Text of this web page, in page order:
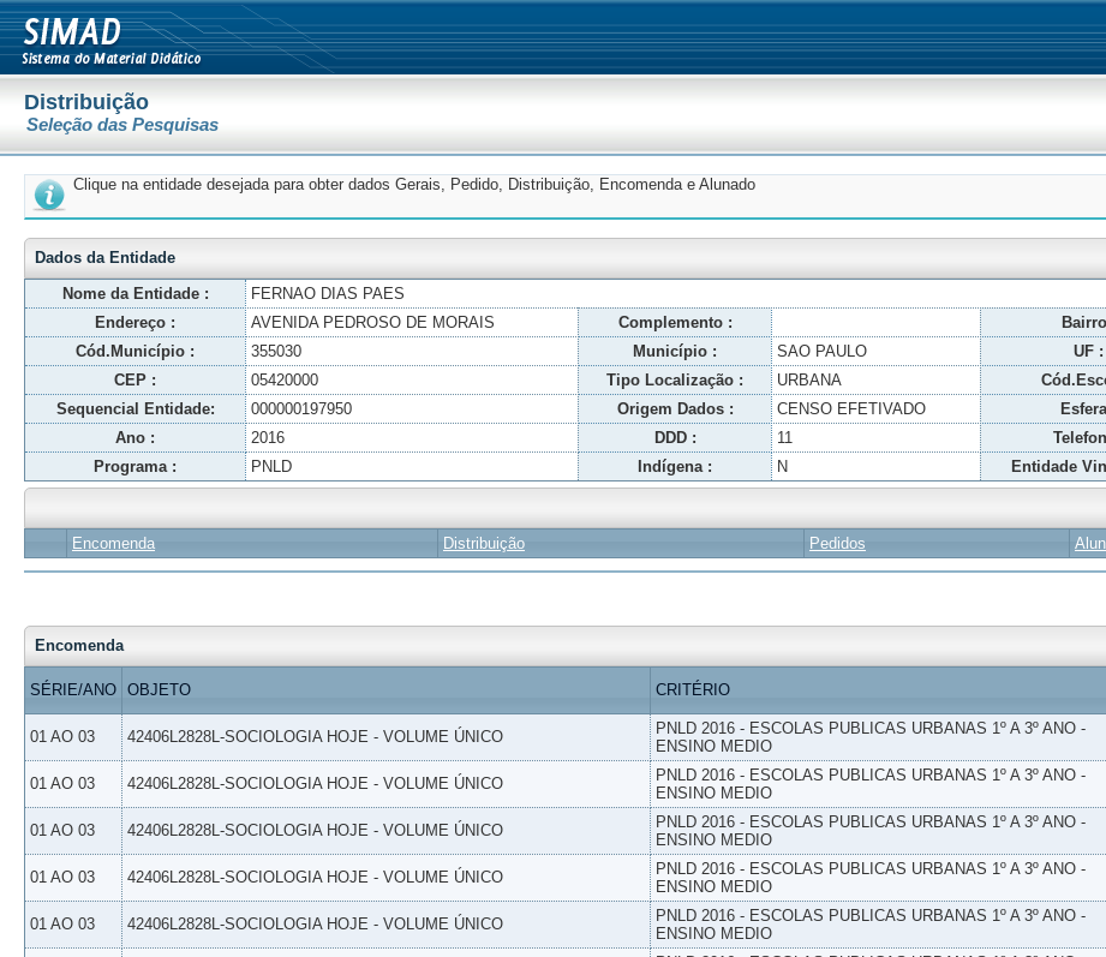
Distribuição
Seleção das Pesquisas
Clique na entidade desejada para obter dados Gerais, Pedido, Distribuição, Encomenda e Alunado
Dados da Entidade
Nome da Entidade :
FERNAO DIAS PAES
Endereço :
AVENIDA PEDROSO DE MORAIS Complemento :
Cód.Município :
355030 Município : SAO PAULO UF :
CEP :
05420000 Tipo Localização : URBANA
Sequencial Entidade:
000000197950 Origem Dados : CENSO EFETIVADO
Ano :
2016 DDD : 11
Programa :
PNLD Indígena : N Entidade
Encomenda Distribuição Pedidos
Encomenda
SÉRIE/ANO OBJETO CRITÉRIO
01 AO 03 42406L2828L-SOCIOLOGIA HOJE - VOLUME ÚNICO
PNLD 2016 - ESCOLAS PUBLICAS URBANAS 1º A 3º ANO -
ENSINO MEDIO
01 AO 03 42406L2828L-SOCIOLOGIA HOJE - VOLUME ÚNICO
PNLD 2016 - ESCOLAS PUBLICAS URBANAS 1º A 3º ANO -
ENSINO MEDIO
01 AO 03 42406L2828L-SOCIOLOGIA HOJE - VOLUME ÚNICO
PNLD 2016 - ESCOLAS PUBLICAS URBANAS 1º A 3º ANO -
ENSINO MEDIO
01 AO 03 42406L2828L-SOCIOLOGIA HOJE - VOLUME ÚNICO
PNLD 2016 - ESCOLAS PUBLICAS URBANAS 1º A 3º ANO -
ENSINO MEDIO
01 AO 03 42406L2828L-SOCIOLOGIA HOJE - VOLUME ÚNICO
PNLD 2016 - ESCOLAS PUBLICAS URBANAS 1º A 3º ANO -
ENSINO MEDIO